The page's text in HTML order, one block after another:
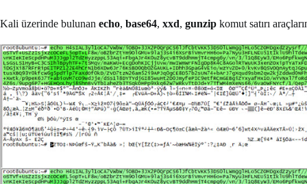
Kali üzerinde bulunan echo, base64, xxd, gunzip komut satırı